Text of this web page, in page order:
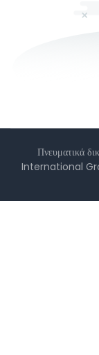
Πνευματικά
International